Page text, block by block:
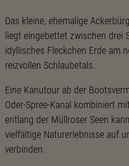
Das kleine, ehemalige
liegt eingebettet zwischen drei
idyllisches Fleckchen Erde am
reizvollen Schlaubetals.
Eine Kanutour ab der
Oder-Spree-Kanal kombiniert
entlang der Müllroser Seen
vielfältige Naturerlebnisse auf
verbinden.